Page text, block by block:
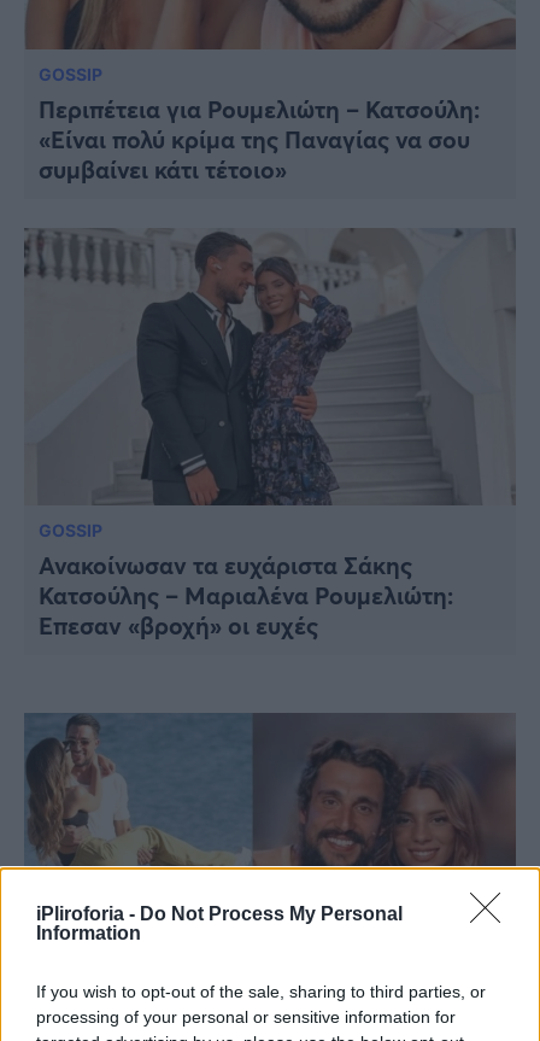
iPliroforia - Do Not Process My Personal
Information
If you wish to opt-out of the sale, sharing to third parties, or
processing of your personal or sensitive information for
GOSSIP
Περιπέτεια για Ρουμελιώτη – Κατσούλη:
«Είναι πολύ κρίμα της Παναγίας να σου
συμβαίνει κάτι τέτοιο»
GOSSIP
Ανακοίνωσαν τα ευχάριστα Σάκης
Κατσούλης – Μαριαλένα Ρουμελιώτη:
Έπεσαν «βροχή» οι ευχές
GOSSIP